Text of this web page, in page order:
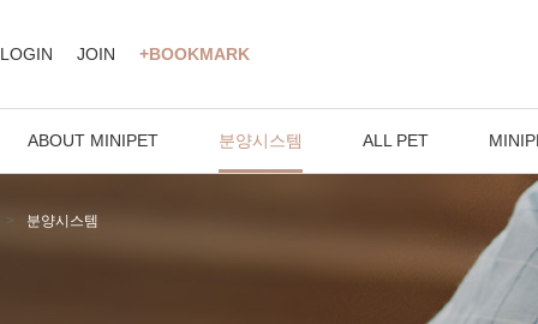
LOGIN JOIN +BOOKMARK
ABOUT MINIPET 분양시스템 ALL PET
분양시스템